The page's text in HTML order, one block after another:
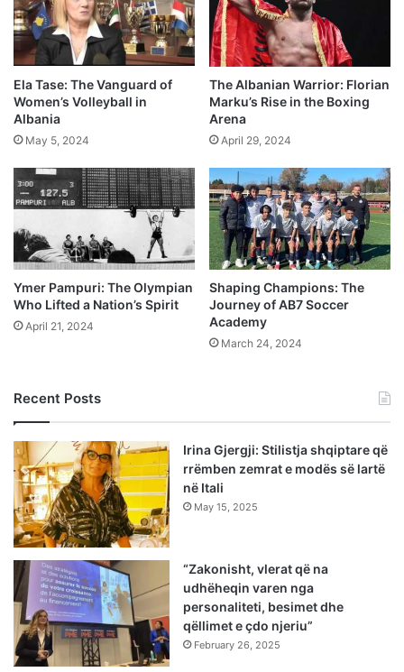
Ela Tase: The Vanguard of
Women’s Volleyball in
Albania
May 5, 2024
The Albanian Warrior: Florian
Marku’s Rise in the Boxing
Arena
April 29, 2024
Ymer Pampuri: The Olympian
Who Lifted a Nation’s Spirit
April 21, 2024
Shaping Champions: The
Journey of AB7 Soccer
Academy
March 24, 2024
Recent Posts
Irina Gjergji: Stilistja shqiptare që
rrëmben zemrat e modës së lartë
në Itali
May 15, 2025
“Zakonisht, vlerat që na
udhëheqin varen nga
personaliteti, besimet dhe
qëllimet e çdo njeriu”
February 26, 2025